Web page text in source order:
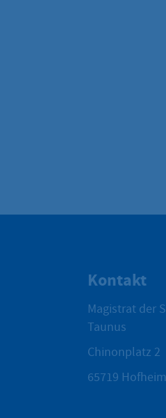
Kontakt
Magistrat der
Taunus
Chinonplatz 2
65719